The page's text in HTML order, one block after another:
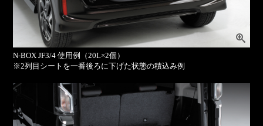
N-BOX JF3/4 使用例（20L×2個）
※2列目シートを一番後ろに下げた状態の積込み例